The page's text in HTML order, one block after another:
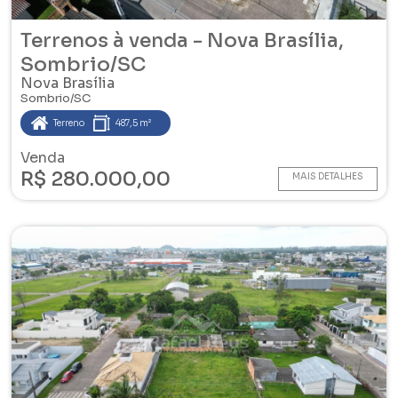
Terrenos à venda - Nova Brasília,
Sombrio/SC
Nova Brasília
Sombrio/SC
Terreno 487,5 m²
Venda
R$ 280.000,00 MAIS DETALHES